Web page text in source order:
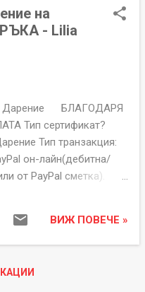
на
- Lilia
Дарение БЛАГОДАРЯ
Тип сертификат?
Тип транзакция:
он-лайн(дебитна/
от PayPal сметка).
Основание/Кам...
ВИЖ ПОВЕЧЕ »